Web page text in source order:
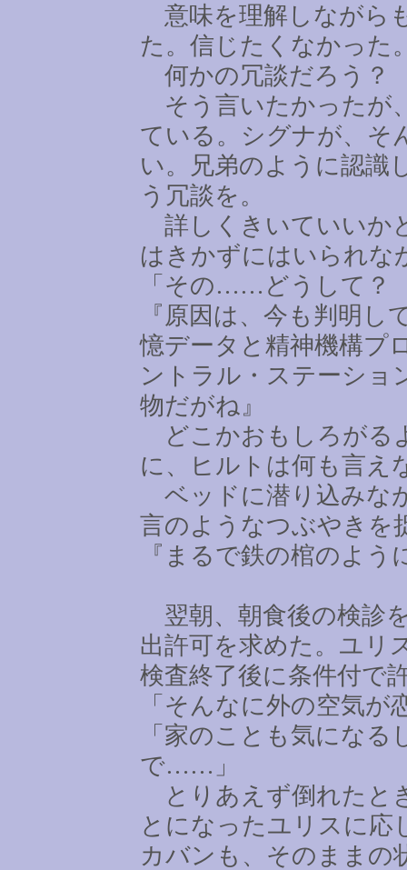
意味を理解しながら
た。信じたくなかった
何かの冗談だろう？
そう言いたかったが
ている。シグナが、そ
い。兄弟のように認識
う冗談を。
詳しくきいていいか
はきかずにはいられな
「その…… どうして？
『原因は、今も判明し
憶データと精神機構プ
ントラル・ステーショ
物だがね』
どこかおもしろがる
に、ヒルトは何も言え
ベッドに潜り込みな
言のようなつぶやきを
『まるで鉄の棺のよう
翌朝、朝食後の検診
出許可を求めた。ユリ
検査終了後に条件付で
「そんなに外の空気
「家のことも気にな
で…… 」
とりあえず倒れたと
とになったユリスに応
カバンも、そのままの